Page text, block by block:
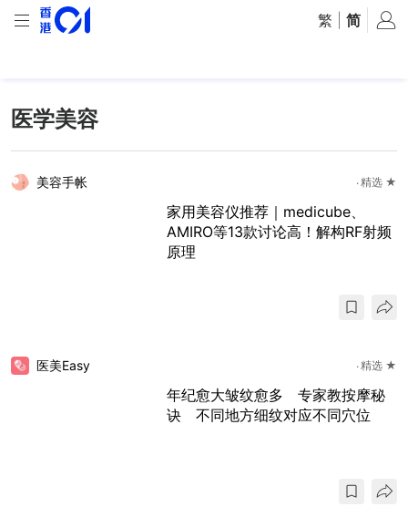
繁 简
医学美容
美容手帐 精选 ★
家用美容仪推荐｜medicube、
AMIRO等13款讨论高！解构RF射频
原理
医美Easy 精选 ★
年纪愈大皱纹愈多 专家教按摩秘
诀 不同地方细纹对应不同穴位